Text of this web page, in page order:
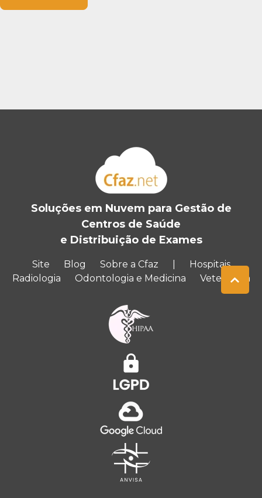
Soluções em Nuvem para Gestão de
Centros de Saúde
e Distribuição de Exames
Site Blog Sobre a Cfaz
Hospitais
Radiologia
Odontologia e Medicina Veterinária